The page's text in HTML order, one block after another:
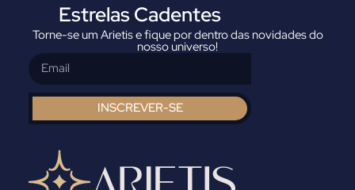
Estrelas Cadentes
Torne-se um Arietis e fique por dentro das novidades do
nosso universo!
INSCREVER-SE